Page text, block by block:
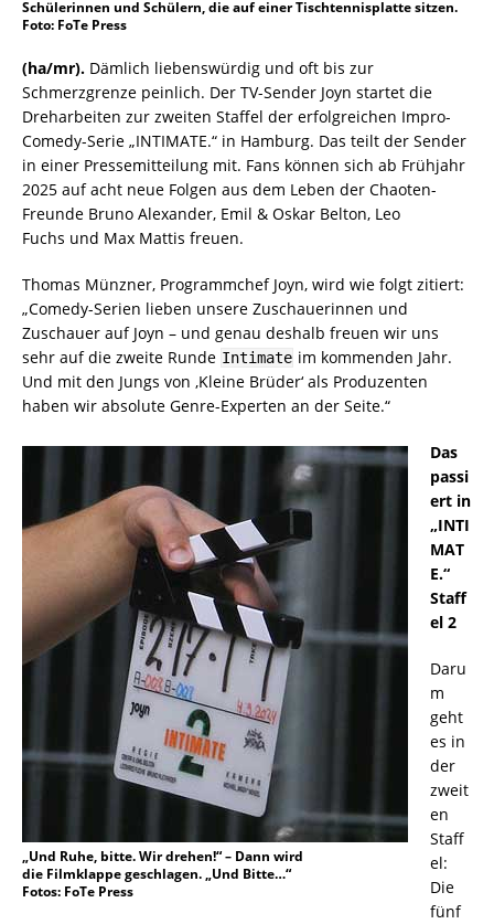
Schülerinnen und Schülern, die auf einer Tischtennisplatte sitzen.
Foto: FoTe Press
(ha/mr). Dämlich liebenswürdig und oft bis zur
Schmerzgrenze peinlich. Der TV-Sender Joyn startet die
Dreharbeiten zur zweiten Staffel der erfolgreichen Impro-
Comedy-Serie „INTIMATE.“ in Hamburg. Das teilt der Sender
in einer Pressemitteilung mit. Fans können sich ab Frühjahr
2025 auf acht neue Folgen aus dem Leben der Chaoten-
Freunde Bruno Alexander, Emil & Oskar Belton, Leo
Fuchs und Max Mattis freuen.
Thomas Münzner, Programmchef Joyn, wird wie folgt zitiert:
„Comedy-Serien lieben unsere Zuschauerinnen und
Zuschauer auf Joyn – und genau deshalb freuen wir uns
sehr auf die zweite Runde Intimate im kommenden Jahr.
Und mit den Jungs von ‚Kleine Brüder‘ als Produzenten
haben wir absolute Genre-Experten an der Seite.“
„Und Ruhe, bitte. Wir drehen!“ – Dann wird
die Filmklappe geschlagen. „Und Bitte…“
Fotos: FoTe Press
Das
passi
ert in
„INTI
MAT
E.“
Staff
el 2
Daru
m
geht
es in
der
zweit
en
Staff
el:
Die
fünf